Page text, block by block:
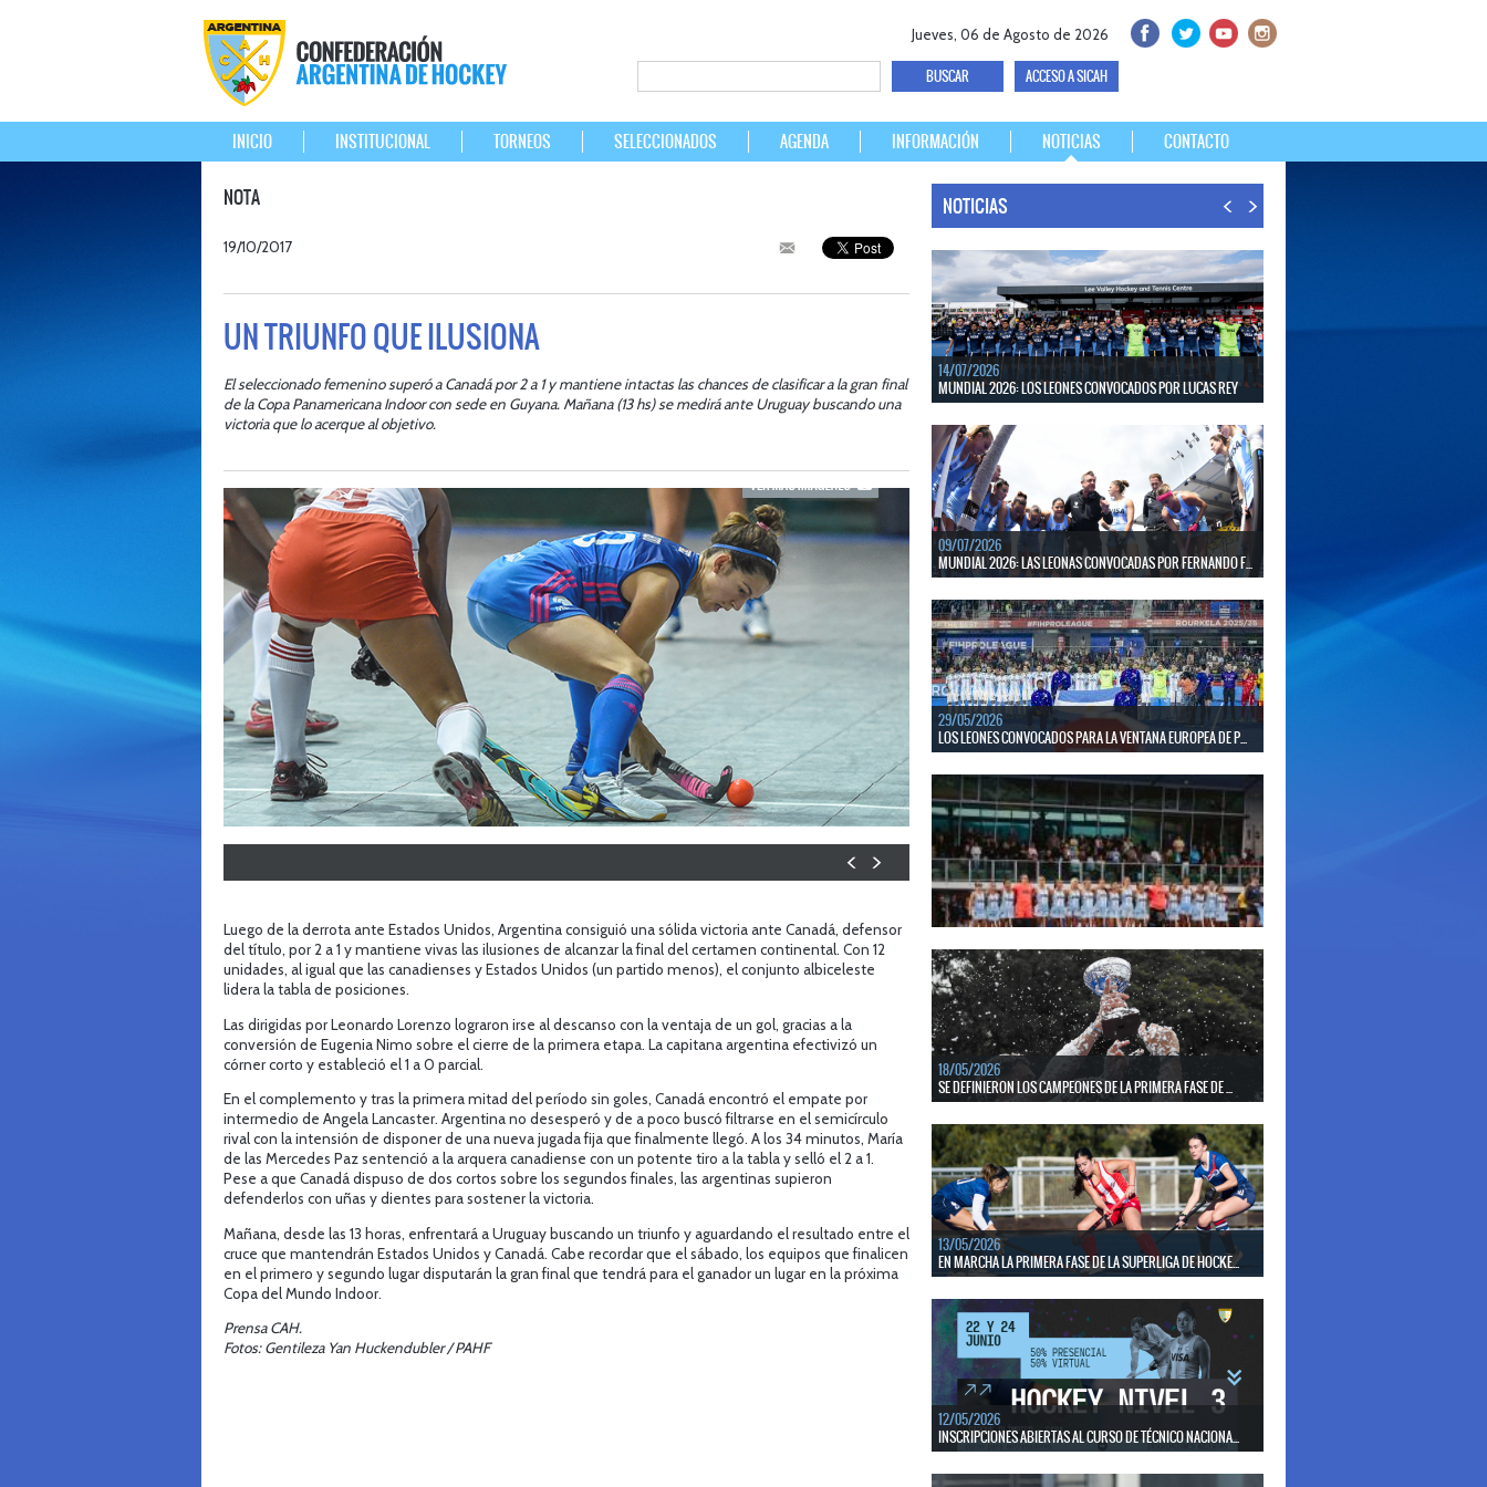
Jueves, 06 de Agosto de 2026
ACCESO A SICAH
INICIO INSTITUCIONAL TORNEOS SELECCIONADOS AGENDA INFORMACIÓN NOTICIAS CONTACTO
NOTA
19/10/2017
UN TRIUNFO QUE ILUSIONA
El seleccionado femenino superó a Canadá por 2 a 1 y mantiene intactas las chances de clasificar a la gran final
de la Copa Panamericana Indoor con sede en Guyana. Mañana (13 hs) se medirá ante Uruguay buscando una
victoria que lo acerque al objetivo.
Luego de la derrota ante Estados Unidos, Argentina consiguió una sólida victoria ante Canadá, defensor
del título, por 2 a 1 y mantiene vivas las ilusiones de alcanzar la final del certamen continental. Con 12
unidades, al igual que las canadienses y Estados Unidos (un partido menos), el conjunto albiceleste
lidera la tabla de posiciones.
Las dirigidas por Leonardo Lorenzo lograron irse al descanso con la ventaja de un gol, gracias a la
conversión de Eugenia Nimo sobre el cierre de la primera etapa. La capitana argentina efectivizó un
córner corto y estableció el 1 a 0 parcial.
En el complemento y tras la primera mitad del período sin goles, Canadá encontró el empate por
intermedio de Angela Lancaster. Argentina no desesperó y de a poco buscó filtrarse en el semicírculo
rival con la intensión de disponer de una nueva jugada fija que finalmente llegó. A los 34 minutos, María
de las Mercedes Paz sentenció a la arquera canadiense con un potente tiro a la tabla y selló el 2 a 1.
Pese a que Canadá dispuso de dos cortos sobre los segundos finales, las argentinas supieron
defenderlos con uñas y dientes para sostener la victoria.
Mañana, desde las 13 horas, enfrentará a Uruguay buscando un triunfo y aguardando el resultado entre el
cruce que mantendrán Estados Unidos y Canadá. Cabe recordar que el sábado, los equipos que finalicen
en el primero y segundo lugar disputarán la gran final que tendrá para el ganador un lugar en la próxima
Copa del Mundo Indoor.
Prensa CAH.
Fotos: Gentileza Yan Huckendubler / PAHF
NOTICIAS
14/07/2026
MUNDIAL 2026: LOS LEONES CONVOCADOS POR LUCAS REY
Bélgica.
LEER MÁS
09/07/2026
MUNDIAL 2026: LAS LEONAS CONVOCADAS POR FERNANDO F...
Bajos y Bélgica.
LEER MÁS
29/05/2026
LOS LEONES CONVOCADOS PARA LA VENTANA EUROPEA DE P...
ventanas de Pro League 2025-26 en Inglaterra y Alemania.
LEER MÁS
22/05/2026
LAS LEONAS CONVOCADAS PARA LA VENTANA EUROPEA DE P...
En junio, el seleccionado nacional disputará las últimas dos
ventanas de Pro League 2025-26 en Bélgica e Inglaterra.
LEER MÁS
18/05/2026
SE DEFINIERON LOS CAMPEONES DE LA PRIMERA FASE DE ...
mejores clubes del país.
LEER MÁS
13/05/2026
EN MARCHA LA PRIMERA FASE DE LA SUPERLIGA DE HOCKE...
durante 5 días en todo el territorio nacional
LEER MÁS
12/05/2026
INSCRIPCIONES ABIERTAS AL CURSO DE TÉCNICO NACIONA...